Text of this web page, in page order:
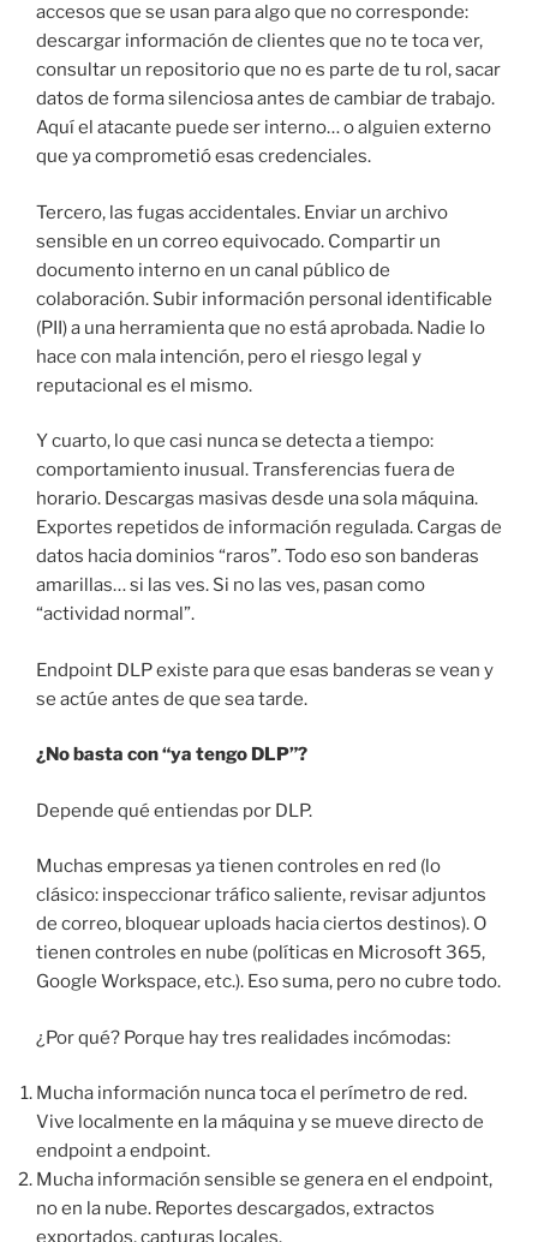
accesos que se usan para algo que no corresponde:
descargar información de clientes que no te toca ver,
consultar un repositorio que no es parte de tu rol, sacar
datos de forma silenciosa antes de cambiar de trabajo.
Aquí el atacante puede ser interno… o alguien externo
que ya comprometió esas credenciales.
Tercero, las fugas accidentales. Enviar un archivo
sensible en un correo equivocado. Compartir un
documento interno en un canal público de
colaboración. Subir información personal identificable
(PII) a una herramienta que no está aprobada. Nadie lo
hace con mala intención, pero el riesgo legal y
reputacional es el mismo.
Y cuarto, lo que casi nunca se detecta a tiempo:
comportamiento inusual. Transferencias fuera de
horario. Descargas masivas desde una sola máquina.
Exportes repetidos de información regulada. Cargas de
datos hacia dominios “raros”. Todo eso son banderas
amarillas… si las ves. Si no las ves, pasan como
“actividad normal”.
Endpoint DLP existe para que esas banderas se vean y
se actúe antes de que sea tarde.
¿No basta con “ya tengo DLP”?
Depende qué entiendas por DLP.
Muchas empresas ya tienen controles en red (lo
clásico: inspeccionar tráfico saliente, revisar adjuntos
de correo, bloquear uploads hacia ciertos destinos). O
tienen controles en nube (políticas en Microsoft 365,
Google Workspace, etc.). Eso suma, pero no cubre todo.
¿Por qué? Porque hay tres realidades incómodas:
Mucha información nunca toca el perímetro de red.
Vive localmente en la máquina y se mueve directo de
endpoint a endpoint.
Mucha información sensible se genera en el endpoint,
no en la nube. Reportes descargados, extractos
exportados, capturas locales.